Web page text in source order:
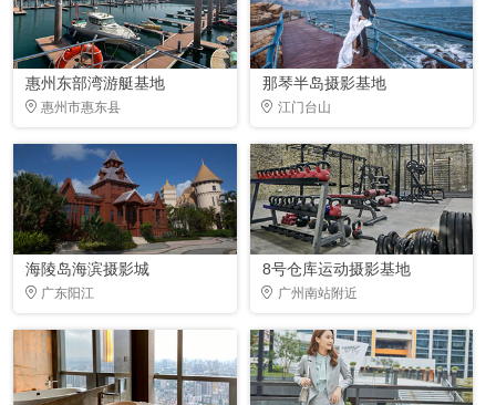
惠州东部湾游艇基地
惠州市惠东县
那琴半岛摄影基地
江门台山
海陵岛海滨摄影城
广东阳江
8号仓库运动摄影基地
广州南站附近